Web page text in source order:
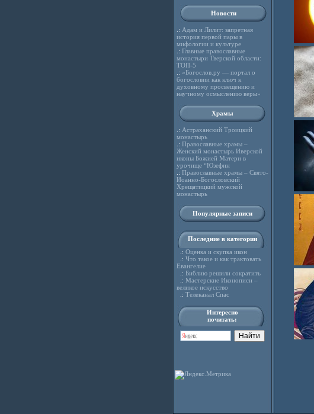
Новости
.: Адам и Лилит: запретная
история первой пары в
мифологии и культуре
.: Главные православные
монастыри Тверской области:
ТОП-5
.: «Богослов.ру — портал о
богословии как ключ к
духовному просвещению и
научному осмыслению веры»
Храмы
.: Астраханский Троицкий
монастырь
.: Православные храмы –
Женский монастырь Иверской
иконы Божией Матери в
урочище “Юзефин
.: Православные храмы – Свято-
Иоанно-Богословский
Хрещатицкий мужской
монастырь
Популярные записи
Последние в категории
.: Оценка и скупка икон
.: Что такое и как трактовать
Евангелие
.: Библию решили сократить
.: Мастерские Иконописи –
великое искусство
.: Телеканал Спас
Интересно
почитать: